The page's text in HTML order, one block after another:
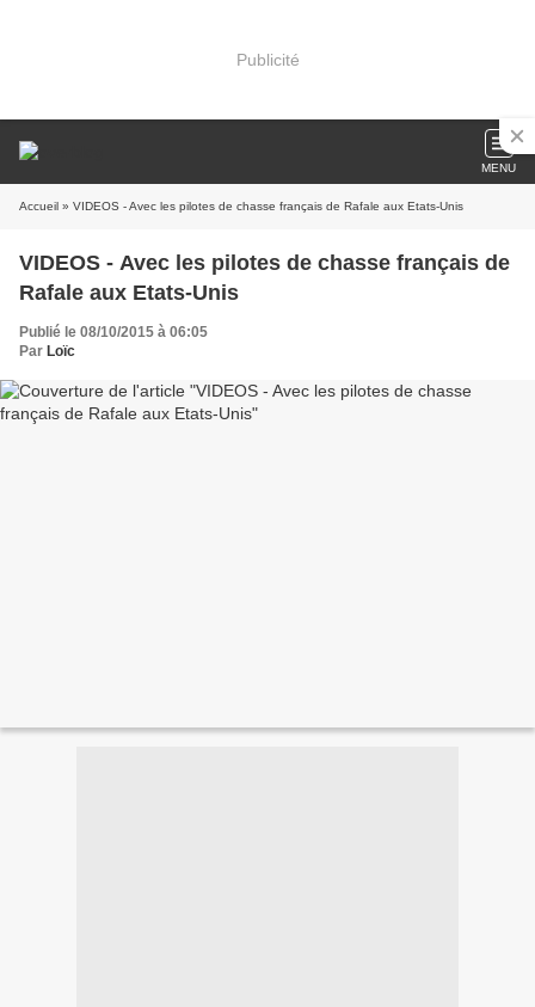
Publicité
MENU
Accueil » VIDEOS - Avec les pilotes de chasse français de Rafale aux Etats-Unis
VIDEOS - Avec les pilotes de chasse français de
Rafale aux Etats-Unis
Publié le 08/10/2015 à 06:05
Par Loïc